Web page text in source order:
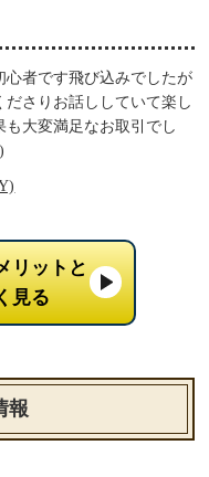
者です飛び込みでしたが
さりお話ししていて楽し
大変満足なお取引でし
リットと
見る
報